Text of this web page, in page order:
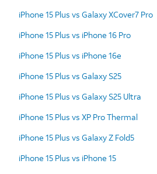
iPhone 15 Plus vs Galaxy XCover7 Pro
iPhone 15 Plus vs iPhone 16 Pro
iPhone 15 Plus vs iPhone 16e
iPhone 15 Plus vs Galaxy S25
iPhone 15 Plus vs Galaxy S25 Ultra
iPhone 15 Plus vs XP Pro Thermal
iPhone 15 Plus vs Galaxy Z Fold5
iPhone 15 Plus vs iPhone 15